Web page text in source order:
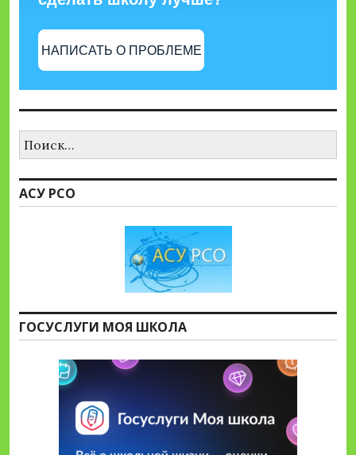
НАПИСАТЬ О ПРОБЛЕМЕ
АСУ РСО
ГОСУСЛУГИ МОЯ ШКОЛА